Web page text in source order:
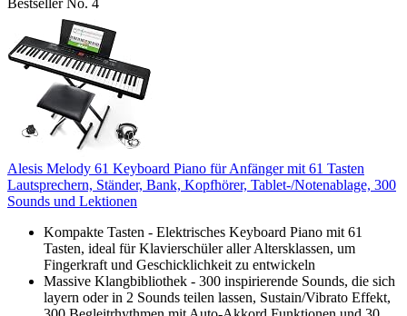
Bestseller No. 4
Alesis Melody 61 Keyboard Piano für Anfänger mit 61 Tasten
Lautsprechern, Ständer, Bank, Kopfhörer, Tablet-/Notenablage, 300
Sounds und Lektionen
Kompakte Tasten - Elektrisches Keyboard Piano mit 61
Tasten, ideal für Klavierschüler aller Altersklassen, um
Fingerkraft und Geschicklichkeit zu entwickeln
Massive Klangbibliothek - 300 inspirierende Sounds, die sich
layern oder in 2 Sounds teilen lassen, Sustain/Vibrato Effekt,